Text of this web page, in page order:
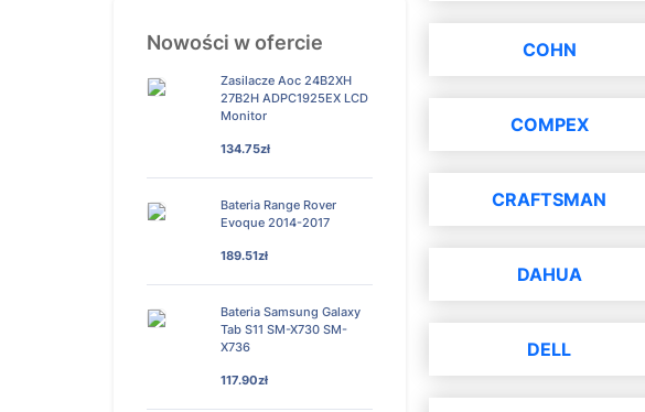
Nowości w ofercie
Zasilacze Aoc 24B2XH
27B2H ADPC1925EX LCD
Monitor
134.75zł
Bateria Range Rover
Evoque 2014-2017
189.51zł
Bateria Samsung Galaxy
Tab S11 SM-X730 SM-
X736
117.90zł
COHN
COMPEX
CRAFTSMAN
DAHUA
DELL